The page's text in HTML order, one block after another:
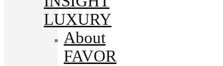
LUXURY
About
FAVOR